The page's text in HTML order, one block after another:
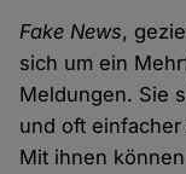
Fake News,
sich um ein
Meldungen. Sie
und oft
Mit ihnen